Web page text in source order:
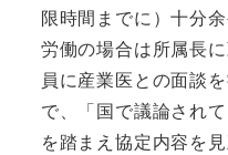
限時間までに）十分
労働の場合は所属長
員に産業医との面談
で、「国で議論され
を踏まえ協定内容を